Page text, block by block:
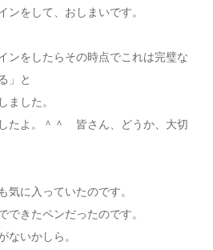
ンをして、おしまいです。
ンをしたらその時点でこれは完璧な
」と
ました。
たよ。＾＾ 皆さん、どうか、大切
気に入っていたのです。
できたペンだったのです。
ないかしら。